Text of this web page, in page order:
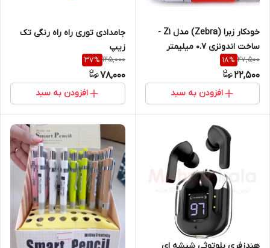
خودکار زبرا (Zebra) مدل Z1 -
ساخت اندونزی 0.7 میلیمتر
27,500
18%
22,500
افزودن به سبد
جامدادی توری راه راه رنگی تک
زیپ
125,000
37%
78,000
افزودن به سبد